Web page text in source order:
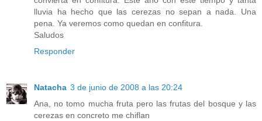
lluvia ha hecho que las cerezas no sepan a nada. Una
pena. Ya veremos como quedan en confitura.
Saludos
Responder
Natacha 3 de junio de 2008 a las 20:24
Ana, no tomo mucha fruta pero las frutas del bosque y las
cerezas en concreto me chiflan